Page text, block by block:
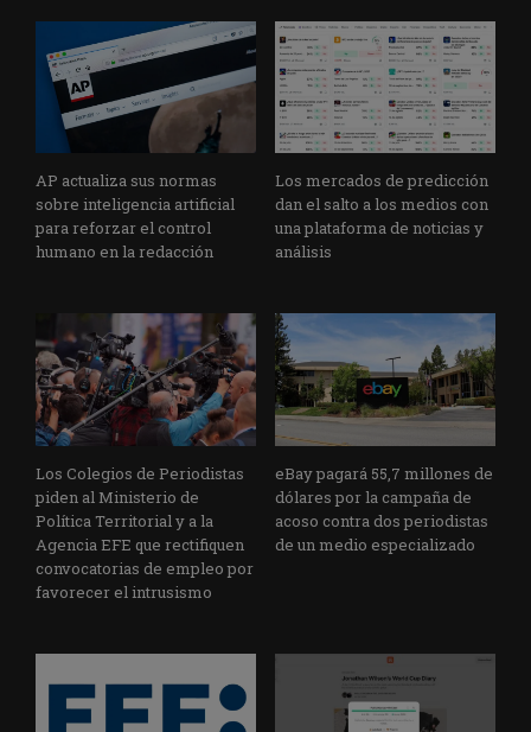
AP actualiza sus normas
sobre inteligencia artificial
para reforzar el control
humano en la redacción
Los mercados de predicción
dan el salto a los medios con
una plataforma de noticias y
análisis
Los Colegios de Periodistas
piden al Ministerio de
Política Territorial y a la
Agencia EFE que rectifiquen
convocatorias de empleo por
favorecer el intrusismo
eBay pagará 55,7 millones de
dólares por la campaña de
acoso contra dos periodistas
de un medio especializado